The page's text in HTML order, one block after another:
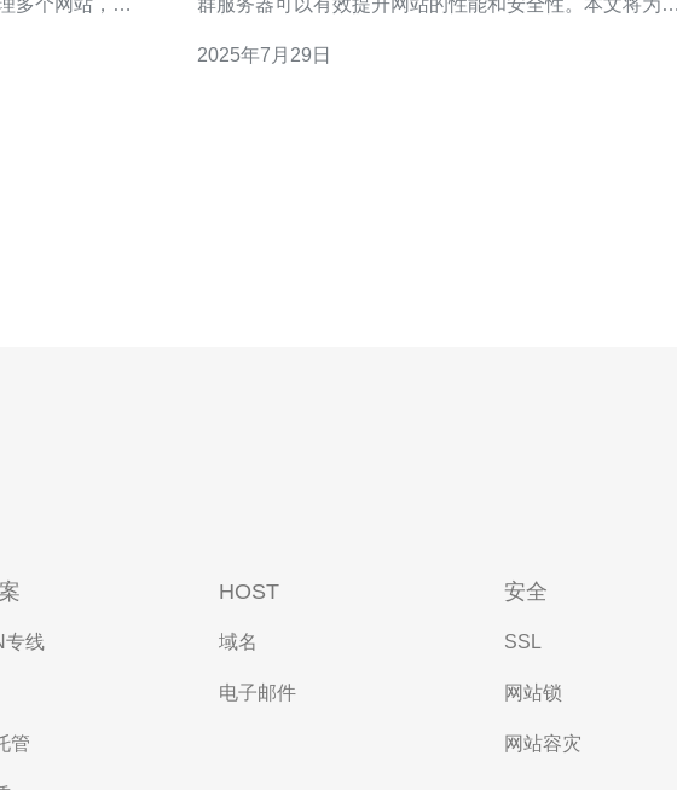
多个网站，提
群服务器可以有效提升网站的性能和安全性。本文将为您
先，选择合适的服务器是配置多IP站群的第一步。建议选
2025年7月29日
专线
管
HOST
域名
电子邮件
安全
SSL
网站锁
网站容灾